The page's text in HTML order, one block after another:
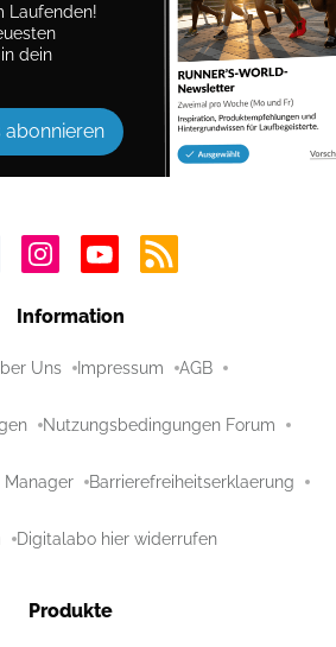
Laufenden!
dein
abonnieren
Information
Uns Impressum AGB
Nutzungsbedingungen Forum
Manager Barrierefreiheitserklaerung
Digitalabo hier widerrufen
Produkte